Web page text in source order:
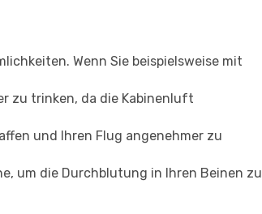
Wenn Sie beispielsweise mit
zu trinken, da die Kabinenluft
und Ihren Flug angenehmer zu
um die Durchblutung in Ihren Beinen zu